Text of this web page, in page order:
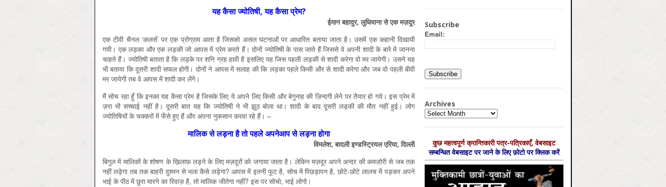
यह कैसा ज्योतिषी, यह कैसा प्रेम?
ईमान बहादुर, लुधियाना से एक मज़दूर
एक टीवी चैनल ‘कलर्स’ पर एक प्रोग्राम आता है जिसको असल घटनाओं पर आधारित बताया जाता है। उसमें एक कहानी दिखायी
गयी। एक लड़का और एक लड़की जो आपस में प्रेम करते हैं। दोनों ज्योतिषी के पास जाते हैं जिससे वे अपनी शादी के बारे में जानना
चाहते हैं। ज्योतिषी बताता है कि लड़के पर शनि ग्रह हावी है इसलिए यह जिस पहली लड़की से शादी करेगा वो मर जायेगी। उसने यह
भी बताया कि दूसरी शादी सफल होगी। दोनों ने आपस में सलाह की कि लड़का पहले किसी और से शादी करेगा और जब वो पहली बीवी
मर जायेगी तब वे आपस में शादी कर लेंगे।
मैं सोच रहा हूँ कि इनका यह कैसा प्रेम है जिसके लिए ये अपने लिए किसी और बेगुनाह की ज़िन्दगी लेने पर तैयार हो गये। इस प्रेम में
ज़रा भी सच्चाई नहीं है। दूसरी बात यह कि ज्योतिषी ने भी झूठ बोला था। शादी के बाद दूसरी लड़की की मौत नहीं हुई। लोग
ज्योतिषियों के चक्करों में फँसे हुए हैं और अपना नुकसान करवा रहे हैं। –
मालिक से लड़ना है तो पहले अपनेआप से लड़ना होगा
विमलेश, बादली इण्डस्ट्रियल एरिया, दिल्ली
बिगुल में मालिकों के शोषण के ख़िलाफ़ लड़ने के लिए मज़दूरों को जगाया जाता है। लेकिन मज़दूर अपने अन्दर की कमज़ोरी से जब तक
नहीं लड़ेगा तब तक बाहरी दुश्मन से भला कैसे लड़ेगा? आपस में इतनी फूट है, सोच में पिछड़ापन है, छोटे-छोटे लालच में पड़कर अपने
भाई के पीठ में छुरा मारने का रिवाज़ है, तो मालिक जीतेगा नहीं? इस पर सोचो, भाई लोगो।
Subscribe
Email:
Archives
Archives
कुछ महत्‍वपूर्ण क्रान्तिकारी पत्र-पत्रिकाएँ, वेबसाइट
सम्‍बन्धित वेबसाइट पर जाने के लिए फ़ोटो पर क्लिक करें